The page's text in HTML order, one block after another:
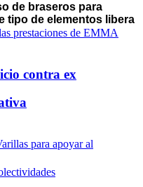
contra ex
de braseros para
tipo de elementos libera